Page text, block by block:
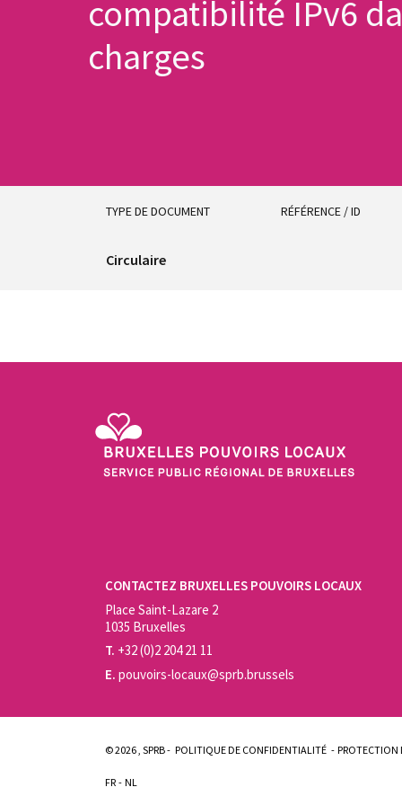
compatibilité IPv6
charges
TYPE DE DOCUMENT
Circulaire
RÉFÉRENCE / ID
CONTACTEZ BRUXELLES POUVOIRS LOCAUX
Place Saint-Lazare 2
1035 Bruxelles
T. +32 (0)2 204 21 11
E. pouvoirs-locaux@sprb.brussels
© 2026 , SPRB - POLITIQUE DE CONFIDENTIALITÉ PROTECTION
FR NL